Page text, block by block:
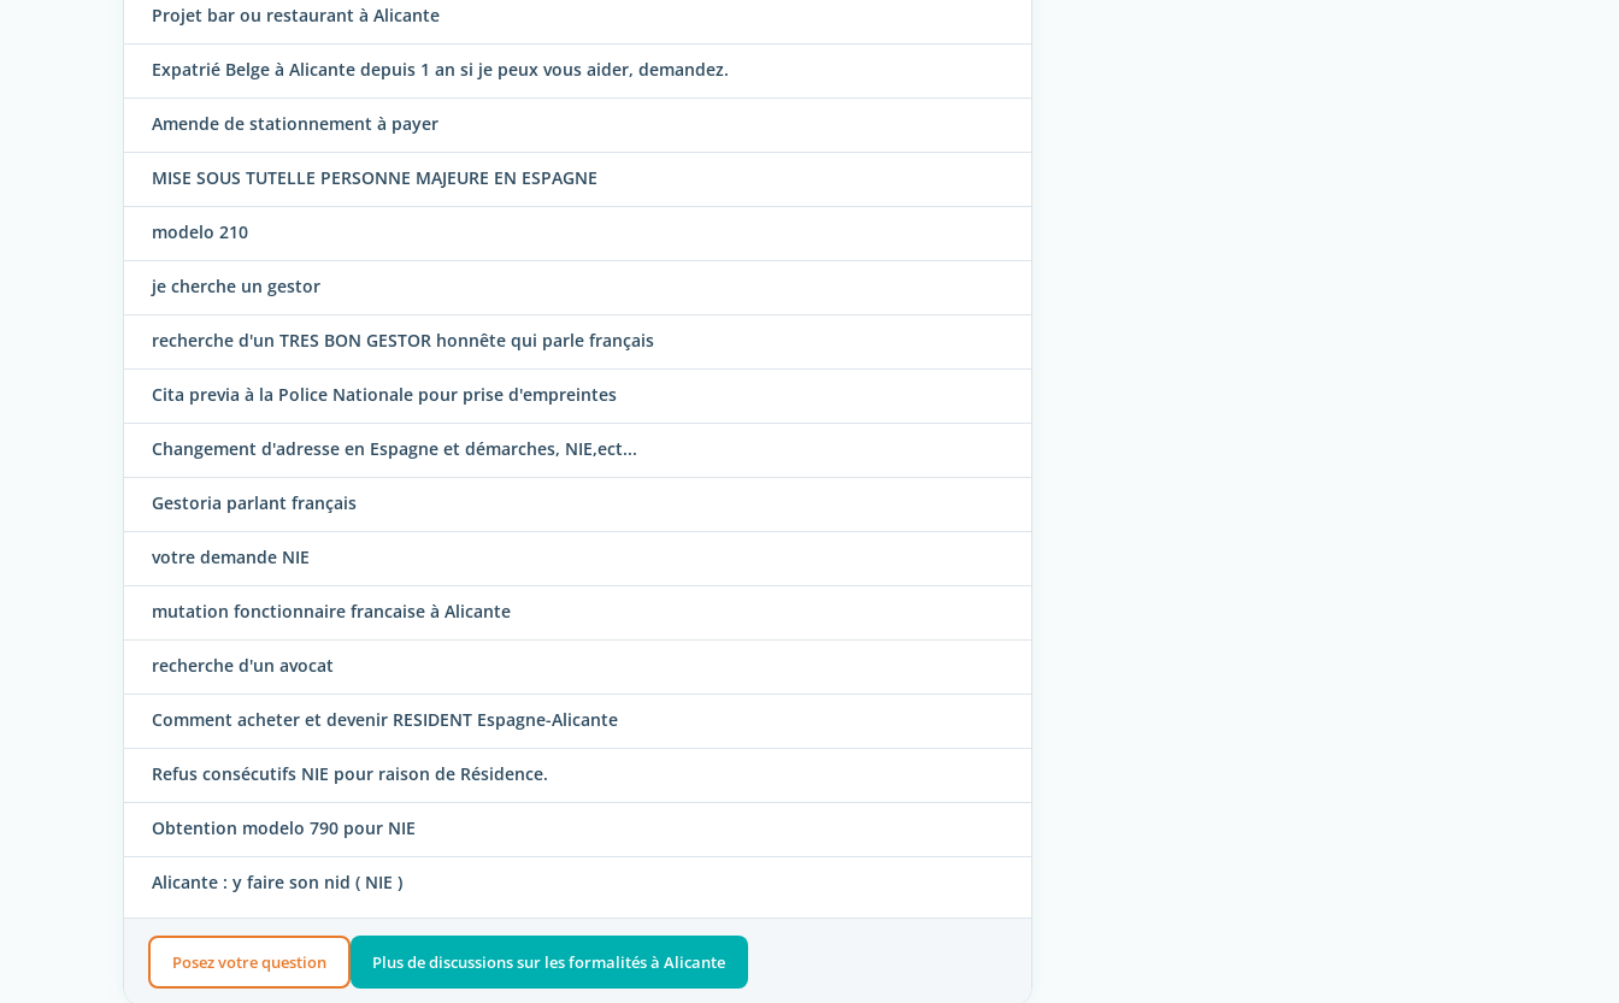
Projet bar ou restaurant à Alicante
Expatrié Belge à Alicante depuis 1 an si je peux vous aider, demandez.
Amende de stationnement à payer
MISE SOUS TUTELLE PERSONNE MAJEURE EN ESPAGNE
modelo 210
je cherche un gestor
recherche d'un TRES BON GESTOR honnête qui parle français
Cita previa à la Police Nationale pour prise d'empreintes
Changement d'adresse en Espagne et démarches, NIE,ect...
Gestoria parlant français
votre demande NIE
mutation fonctionnaire francaise à Alicante
recherche d'un avocat
Comment acheter et devenir RESIDENT Espagne-Alicante
Refus consécutifs NIE pour raison de Résidence.
Obtention modelo 790 pour NIE
Alicante : y faire son nid ( NIE )
Posez votre question Plus de discussions sur les formalités à Alicante